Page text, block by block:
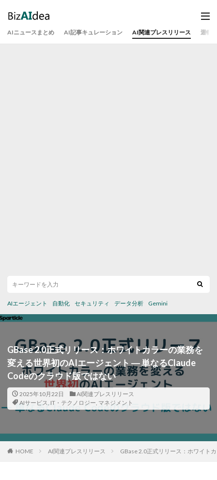
AIニュースまとめ AI記事キュレーション AI関連プレスリリース 運営
AIエージェント 自動化 セキュリティ データ分析 Gemini
GBase 2.0正式リリース：ホワイトカラーの業務を
変える世界初のAIエージェント ― 単なるClaude
Codeのクラウド版ではない
2025年10月22日
AI関連プレスリリース
AIサービス, IT・テクノロジー, マネジメント
HOME AI関連プレスリリース GBase 2.0正式リリース：ホワイト